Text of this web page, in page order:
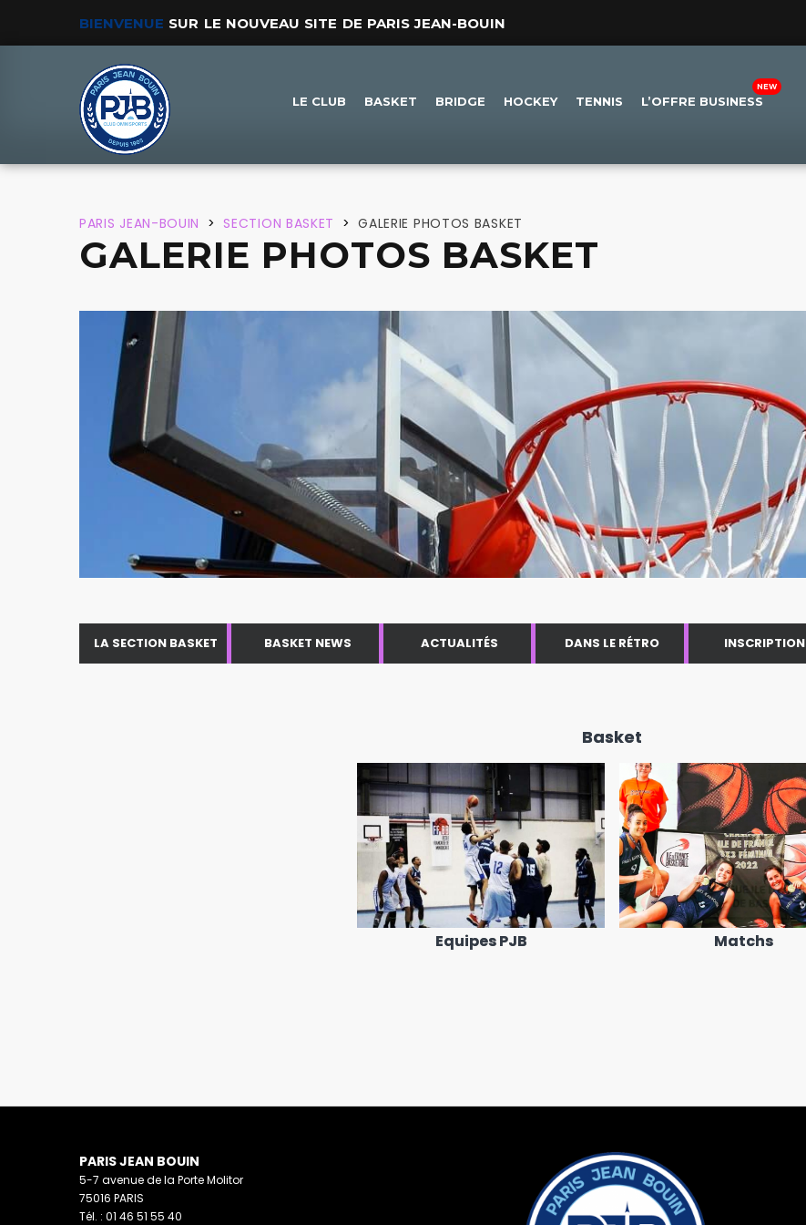
BIENVENUE SUR LE NOUVEAU SITE DE PARIS JEAN-BOUIN
LE CLUB BASKET BRIDGE HOCKEY TENNIS L’OFFRE BUSINESS
PARIS JEAN-BOUIN > SECTION BASKET > GALERIE PHOTOS BASKET
GALERIE PHOTOS BASKET
LA SECTION BASKET BASKET NEWS ACTUALITÉS DANS LE RÉTRO INSCRIPTION
Basket
Equipes PJB Matchs
PARIS JEAN BOUIN
5-7 avenue de la Porte Molitor
75016 PARIS
Tél. : 01 46 51 55 40